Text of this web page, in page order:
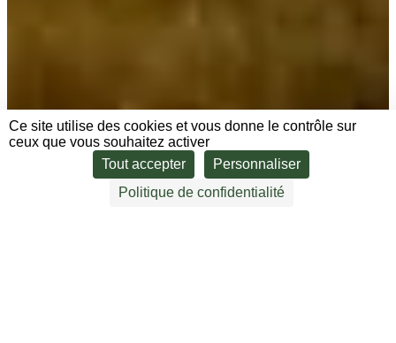
Ce site utilise des cookies et vous donne le contrôle sur
ceux que vous souhaitez activer
Tout accepter
Personnaliser
Politique de confidentialité